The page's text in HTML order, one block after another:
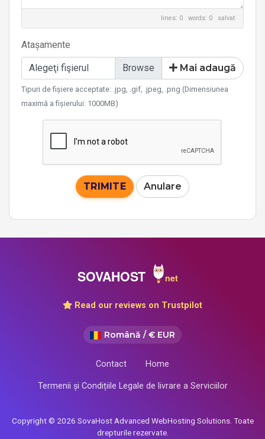
lines: 0 words: 0 salvat
Atașamente
Alegeţi fişierul Mai adaugă
Tipuri de fișiere acceptate: .jpg, .gif, .jpeg, .png (Dimensiunea
maximă a fișierului: 1000MB)
TRIMITE Anulare
Read our reviews on Trustpilot
Română / € EUR
Contact Home
Termenii și Condițiile Legale de livrare a Serviciilor
Copyright © 2026 SovaHost Advanced WebHosting Solutions. Toate
drepturile rezervate.